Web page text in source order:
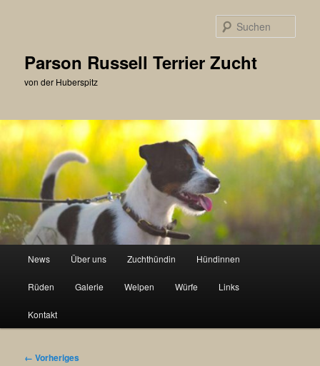
Parson Russell Terrier Zucht
von der Huberspitz
News Über uns Zuchthündin Hündinnen
Rüden Galerie Welpen Würfe Links
Kontakt
Bilder-
← Vorheriges